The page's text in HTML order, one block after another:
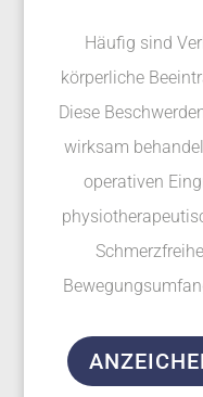
Häufig sind
körperliche
Diese
wirksam
operativen